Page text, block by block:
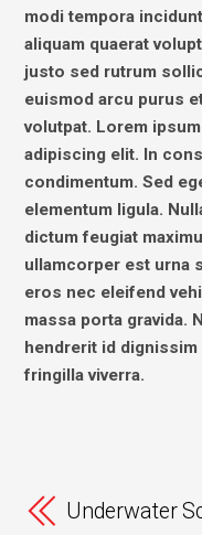
modi tempora
aliquam quaerat
justo sed rutrum
euismod arcu purus
volutpat. Lorem
adipiscing elit. In
condimentum. Sed
elementum ligula.
dictum feugiat
ullamcorper est urna
eros nec eleifend
massa porta gravida.
hendrerit id dignissim
fringilla viverra.
Underwater